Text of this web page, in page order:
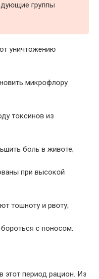
группы
уничтожению
микрофлору
токсинов из
боль в животе;
при высокой
тошноту и рвоту;
с поносом.
этот период рацион. Из